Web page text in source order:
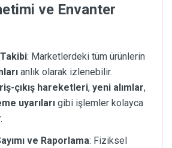
ve Envanter
: Marketlerdeki tüm ürünlerin
anlık olarak izlenebilir.
çıkış hareketleri, yeni alımlar,
uyarıları gibi işlemler kolayca
ve Raporlama: Fiziksel